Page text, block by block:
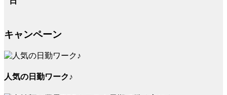
キャンペーン
人気の日勤ワーク♪